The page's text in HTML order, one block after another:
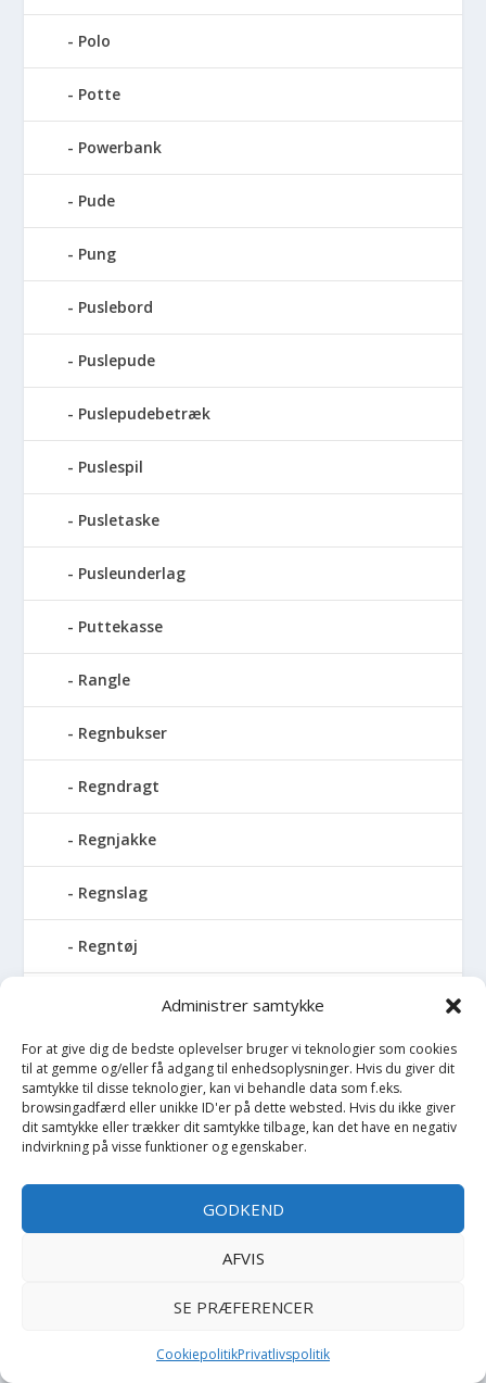
Administrer samtykke
For at give dig de bedste oplevelser bruger vi teknologier som cookies
til at gemme og/eller få adgang til enhedsoplysninger. Hvis du giver dit
samtykke til disse teknologier, kan vi behandle data som f.eks.
browsingadfærd eller unikke ID'er på dette websted. Hvis du ikke giver
dit samtykke eller trækker dit samtykke tilbage, kan det have en negativ
indvirkning på visse funktioner og egenskaber.
GODKEND
AFVIS
SE PRÆFERENCER
CookiepolitikPrivatlivspolitik
Polo
Potte
Powerbank
Pude
Pung
Puslebord
Puslepude
Puslepudebetræk
Puslespil
Pusletaske
Pusleunderlag
Puttekasse
Rangle
Regnbukser
Regndragt
Regnjakke
Regnslag
Regntøj
Rulleskøjter
Rygsæk
Sandal
Sandlegetøj
Sengehimmel